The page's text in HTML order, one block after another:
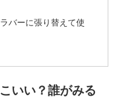
バーに張り替えて使
いい？誰がみる